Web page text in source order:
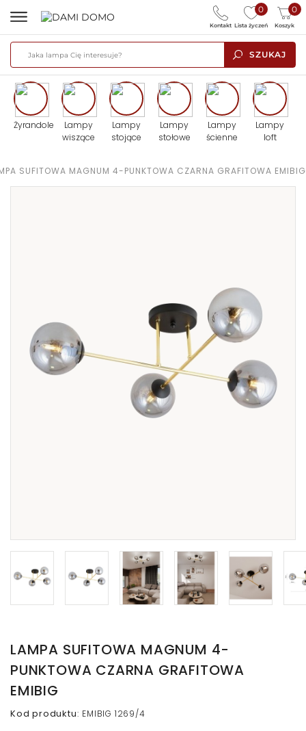
SZUKAJ
0
Lista życzeń
0
Koszyk
Kontakt
Żyrandole
Lampy
wiszące
Lampy
stojące
Lampy
stołowe
Lampy
ścienne
Lampy
loft
SUFITOWA MAGNUM 4-PUNKTOWA CZARNA GRAFITOWA EMIBIG
LAMPA SUFITOWA MAGNUM 4-
PUNKTOWA CZARNA GRAFITOWA
EMIBIG
Kod produktu: EMIBIG 1269/4